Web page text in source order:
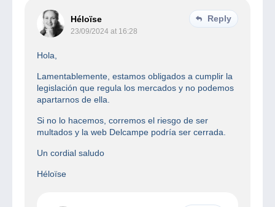
Héloïse
23/09/2024 at 16:28
Reply
Hola,
Lamentablemente, estamos obligados a cumplir la
legislación que regula los mercados y no podemos
apartarnos de ella.
Si no lo hacemos, corremos el riesgo de ser
multados y la web Delcampe podría ser cerrada.
Un cordial saludo
Héloïse